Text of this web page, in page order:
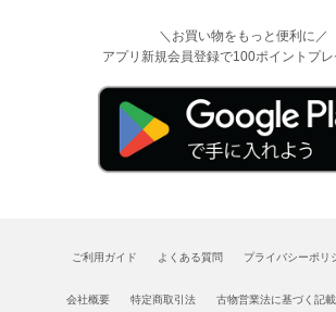
＼お買い物をもっと便利に／
アプリ新規会員登録で100ポイントプレ
ご利用ガイド よくある質問 プライバシーポリ
会社概要 特定商取引法 古物営業法に基づく記載